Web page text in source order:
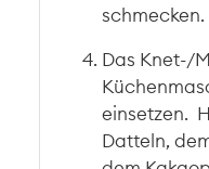
schmecken.
Das Knet-/
einsetzen.
Datteln,